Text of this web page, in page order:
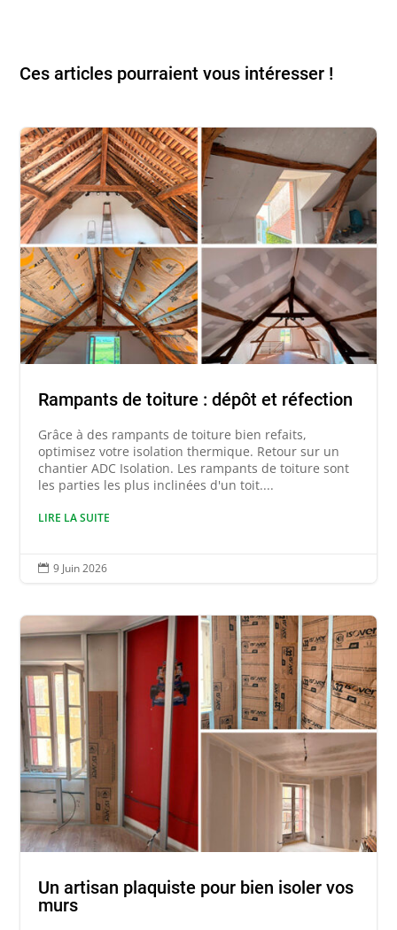
Ces articles pourraient vous intéresser !
Rampants de toiture : dépôt et réfection
Grâce à des rampants de toiture bien refaits,
optimisez votre isolation thermique. Retour sur un
chantier ADC Isolation. Les rampants de toiture sont
les parties les plus inclinées d'un toit....
LIRE LA SUITE
 9 Juin 2026
Un artisan plaquiste pour bien isoler vos
murs